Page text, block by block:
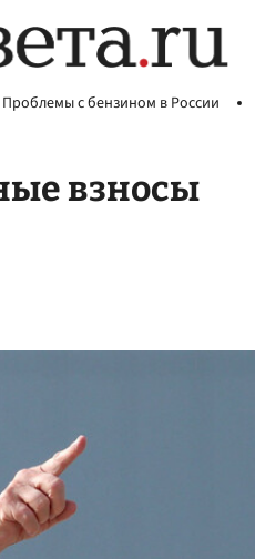
Проблемы с бензином в России
взносы